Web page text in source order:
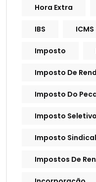
Hora Extra
IBS ICMS
Imposto
Imposto De
Imposto Do
Imposto Seletivo
Imposto Sindical
Impostos De